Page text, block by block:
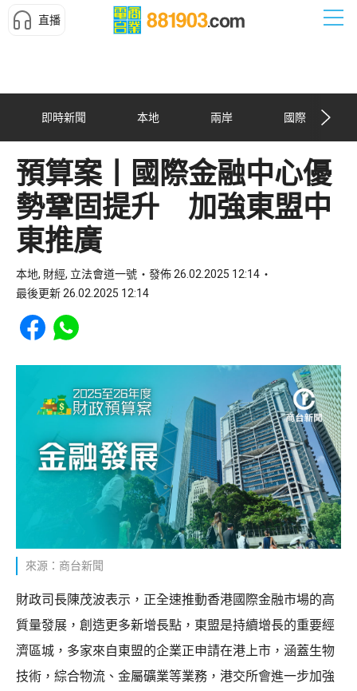
直播
即時新聞 本地 兩岸 國際
預算案丨國際金融中心優
勢鞏固提升 加強東盟中
東推廣
本地, 財經, 立法會道一號
發佈 26.02.2025 12:14
最後更新 26.02.2025 12:14
Share to Facebook
Share to WhatsApp
來源：商台新聞
財政司長陳茂波表示，正全速推動香港國際金融市場的高
質量發展，創造更多新增長點，東盟是持續增長的重要經
濟區城，多家來自東盟的企業正申請在港上市，涵蓋生物
技術，綜合物流、金屬礦業等業務，港交所會進一步加強